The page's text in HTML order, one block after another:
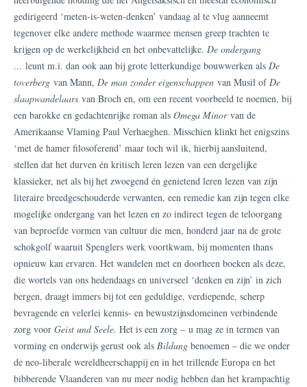
gedirigeerd ‘meten-is-weten-denken’ vandaag al te vlug aanneemt
tegenover elke andere methode waarmee mensen greep trachten te
krijgen op de werkelijkheid en het onbevattelijke. De ondergang
… leunt m.i. dan ook aan bij grote letterkundige bouwwerken als De
toverberg van Mann, De man zonder eigenschappen van Musil ofDe
slaapwandelaars van Broch en, om een recent voorbeeld te noemen, bij
een barokke en gedachtenrijke roman als Omega Minorvan de
Amerikaanse Vlaming Paul Verhaeghen. Misschien klinkt het enigszins
‘met de hamer filosoferend’ maar toch wil ik, hierbij aansluitend,
stellen dat het durven én kritisch leren lezen van een dergelijke
klassieker, net als bij het zwoegend én genietend leren lezen van zijn
literaire breedgeschouderde verwanten, een remedie kan zijn tegen elke
mogelijke ondergang van het lezen en zo indirect tegen de teloorgang
van beproefde vormen van cultuur die men, honderd jaar na de grote
schokgolf waaruit Spenglers werk voortkwam, bij momenten thans
opnieuw kan ervaren. Het wandelen met en doorheen boeken als deze,
die wortels van ons hedendaags en universeel ‘denken en zijn’ in zich
bergen, draagt immers bij tot een geduldige, verdiepende, scherp
bevragende en velerlei kennis- en bewustzijnsdomeinen verbindende
zorg voor Geist und Seele. Het is een zorg – u mag ze in termen van
vorming en onderwijs gerust ook als Bildung benoemen – die we onder
de neo-liberale wereldheerschappij en in het trillende Europa en het
bibberende Vlaanderen van nu meer nodig hebben dan het krampachtig